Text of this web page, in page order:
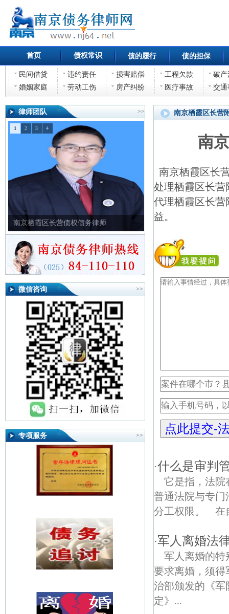
首页 债权常识 债的履行 债的担保
民间借贷 违约责任 损害赔偿 工程欠款
破产
婚姻家庭
劳动工伤 房产纠纷 医疗事故 交通
律师团队 >>
南京栖霞区长营债权债务律师
1 2 3 4
微信咨询 >>
专项服务 >>
南京栖霞区长营
南
南京栖霞区长
处理栖霞区长营
代理栖霞区长营
益。
·什么是审判
它是指，法院
普通法院与专门
分工权限。 在
·军人离婚法
军人离婚的特
要求离婚，须得
治部颁发的《军
定》...